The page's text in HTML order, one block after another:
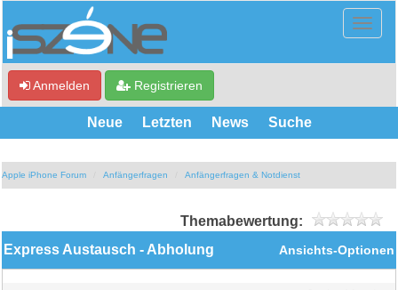
Anmelden Registrieren
Neue Letzten News Suche
Apple iPhone Forum Anfängerfragen Anfängerfragen & Notdienst
Themabewertung:
Ansichts-Optionen
Express Austausch - Abholung